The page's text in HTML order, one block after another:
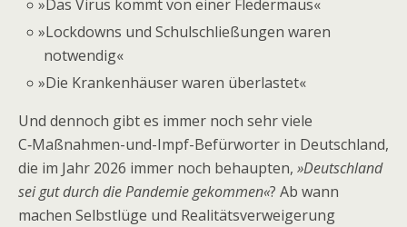
»Das Virus kommt von einer Fledermaus«
»Lockdowns und Schulschließungen waren
notwendig«
»Die Krankenhäuser waren überlastet«
Und dennoch gibt es immer noch sehr viele
C‑Maßnahmen-und-Impf-Befürworter in Deutschland,
die im Jahr 2026 immer noch behaupten, »Deutschland
sei gut durch die Pandemie gekommen«? Ab wann
machen Selbstlüge und Realitätsverweigerung